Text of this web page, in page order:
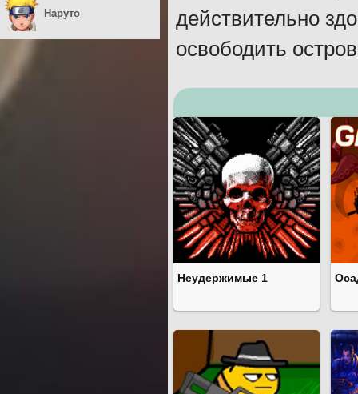
действительно
освободить
Неудержимые 1
Наруто